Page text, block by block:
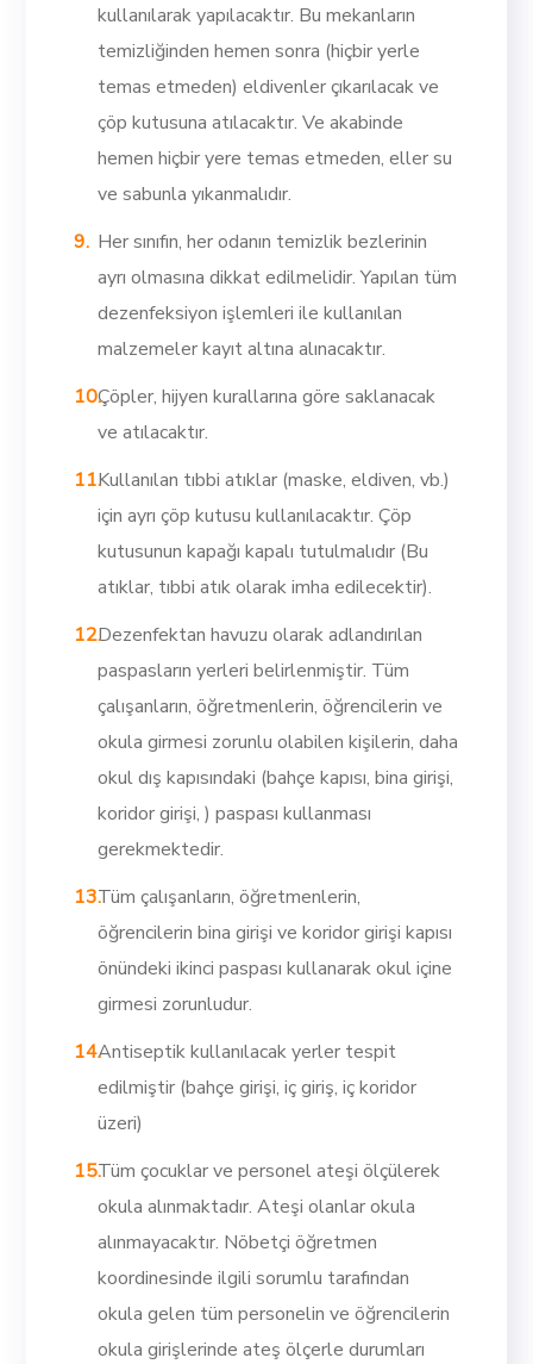
kullanılarak yapılacaktır. Bu mekanların
temizliğinden hemen sonra (hiçbir yerle
temas etmeden) eldivenler çıkarılacak ve
çöp kutusuna atılacaktır. Ve akabinde
hemen hiçbir yere temas etmeden, eller su
ve sabunla yıkanmalıdır.
Her sınıfın, her odanın temizlik bezlerinin
ayrı olmasına dikkat edilmelidir. Yapılan tüm
dezenfeksiyon işlemleri ile kullanılan
malzemeler kayıt altına alınacaktır.
Çöpler, hijyen kurallarına göre saklanacak
ve atılacaktır.
Kullanılan tıbbi atıklar (maske, eldiven, vb.)
için ayrı çöp kutusu kullanılacaktır. Çöp
kutusunun kapağı kapalı tutulmalıdır (Bu
atıklar, tıbbi atık olarak imha edilecektir).
Dezenfektan havuzu olarak adlandırılan
paspasların yerleri belirlenmiştir. Tüm
çalışanların, öğretmenlerin, öğrencilerin ve
okula girmesi zorunlu olabilen kişilerin, daha
okul dış kapısındaki (bahçe kapısı, bina girişi,
koridor girişi, ) paspası kullanması
gerekmektedir.
Tüm çalışanların, öğretmenlerin,
öğrencilerin bina girişi ve koridor girişi kapısı
önündeki ikinci paspası kullanarak okul içine
girmesi zorunludur.
Antiseptik kullanılacak yerler tespit
edilmiştir (bahçe girişi, iç giriş, iç koridor
üzeri)
Tüm çocuklar ve personel ateşi ölçülerek
okula alınmaktadır. Ateşi olanlar okula
alınmayacaktır. Nöbetçi öğretmen
koordinesinde ilgili sorumlu tarafından
okula gelen tüm personelin ve öğrencilerin
okula girişlerinde ateş ölçerle durumları